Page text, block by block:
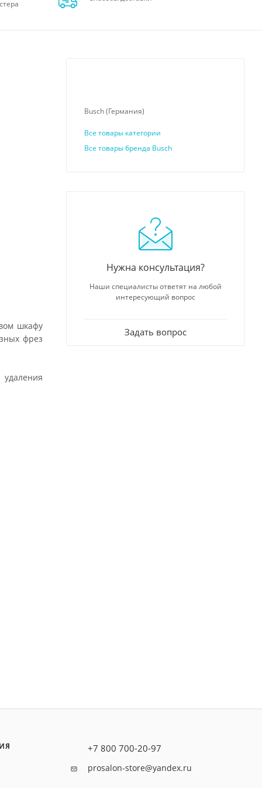
шкафу
фрез
Busch (Германия)
Все товары категории
Все товары бренда Busch
Нужна консультация?
Наши специалисты ответят на любой
интересующий вопрос
Задать вопрос
+7 800 700-20-97
prosalon-store@yandex.ru